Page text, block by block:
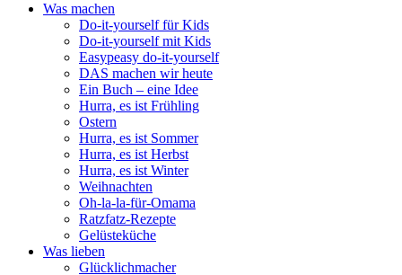
Was machen
Do-it-yourself für Kids
Do-it-yourself mit Kids
Easypeasy do-it-yourself
DAS machen wir heute
Ein Buch – eine Idee
Hurra, es ist Frühling
Ostern
Hurra, es ist Sommer
Hurra, es ist Herbst
Hurra, es ist Winter
Weihnachten
Oh-la-la-für-Omama
Ratzfatz-Rezepte
Gelüsteküche
Was lieben
Glücklichmacher